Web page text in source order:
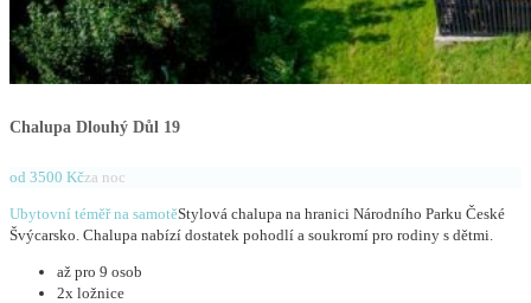
Chalupa Dlouhý Důl 19
od 3500 Kčza noc
Ubytovní téměř na samotěStylová chalupa na hranici Národního Parku České
Švýcarsko. Chalupa nabízí dostatek pohodlí a soukromí pro rodiny s dětmi.
až pro 9 osob
2x ložnice